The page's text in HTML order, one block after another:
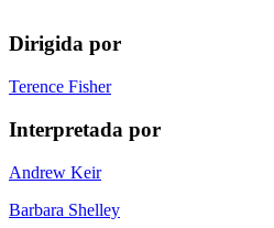
Dirigida por
Terence Fisher
Interpretada por
Andrew Keir
Barbara Shelley